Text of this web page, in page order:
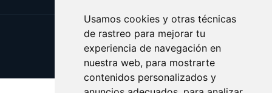
Usamos cookies y otras técnicas
de rastreo para mejorar tu
experiencia de navegación en
nuestra web, para mostrarte
contenidos personalizados y
Update cookies preferences
Copyright © 2025 whitehouse.es